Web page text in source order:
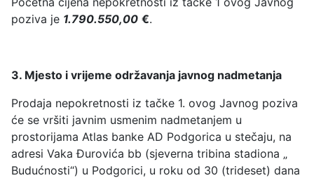
poziva je 1.790.550,00 €.
3. Mjesto i vrijeme održavanja javnog nadmetanja
Prodaja nepokretnosti iz tačke 1. ovog Javnog poziva
će se vršiti javnim usmenim nadmetanjem u
prostorijama Atlas banke AD Podgorica u stečaju, na
adresi Vaka Đurovića bb (sjeverna tribina stadiona „
Budućnosti“) u Podgorici, u roku od 30 (trideset) dana